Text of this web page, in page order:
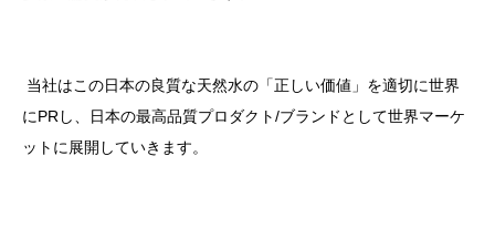
当社はこの日本の良質な天然水の「正しい価値」を適切に世界
にPRし、日本の最高品質プロダクト/ブランドとして世界マーケ
ットに展開していきます。